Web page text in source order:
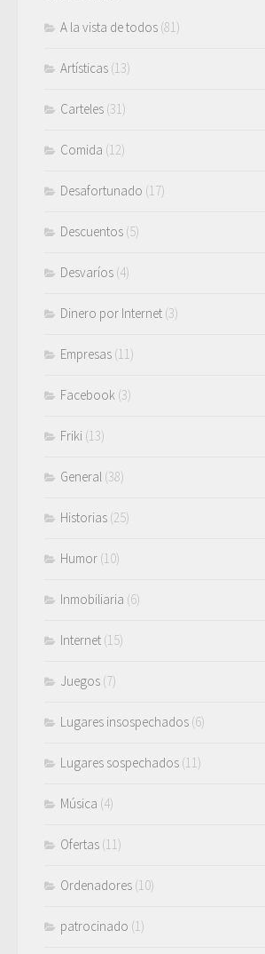
A la vista de todos (81)
Artísticas (13)
Carteles (31)
Comida (12)
Desafortunado (17)
Descuentos (5)
Desvaríos (4)
Dinero por Internet (3)
Empresas (11)
Facebook (3)
Friki (13)
General (38)
Historias (25)
Humor (10)
Inmobiliaria (6)
Internet (15)
Juegos (7)
Lugares insospechados (6)
Lugares sospechados (11)
Música (4)
Ofertas (11)
Ordenadores (10)
patrocinado (1)